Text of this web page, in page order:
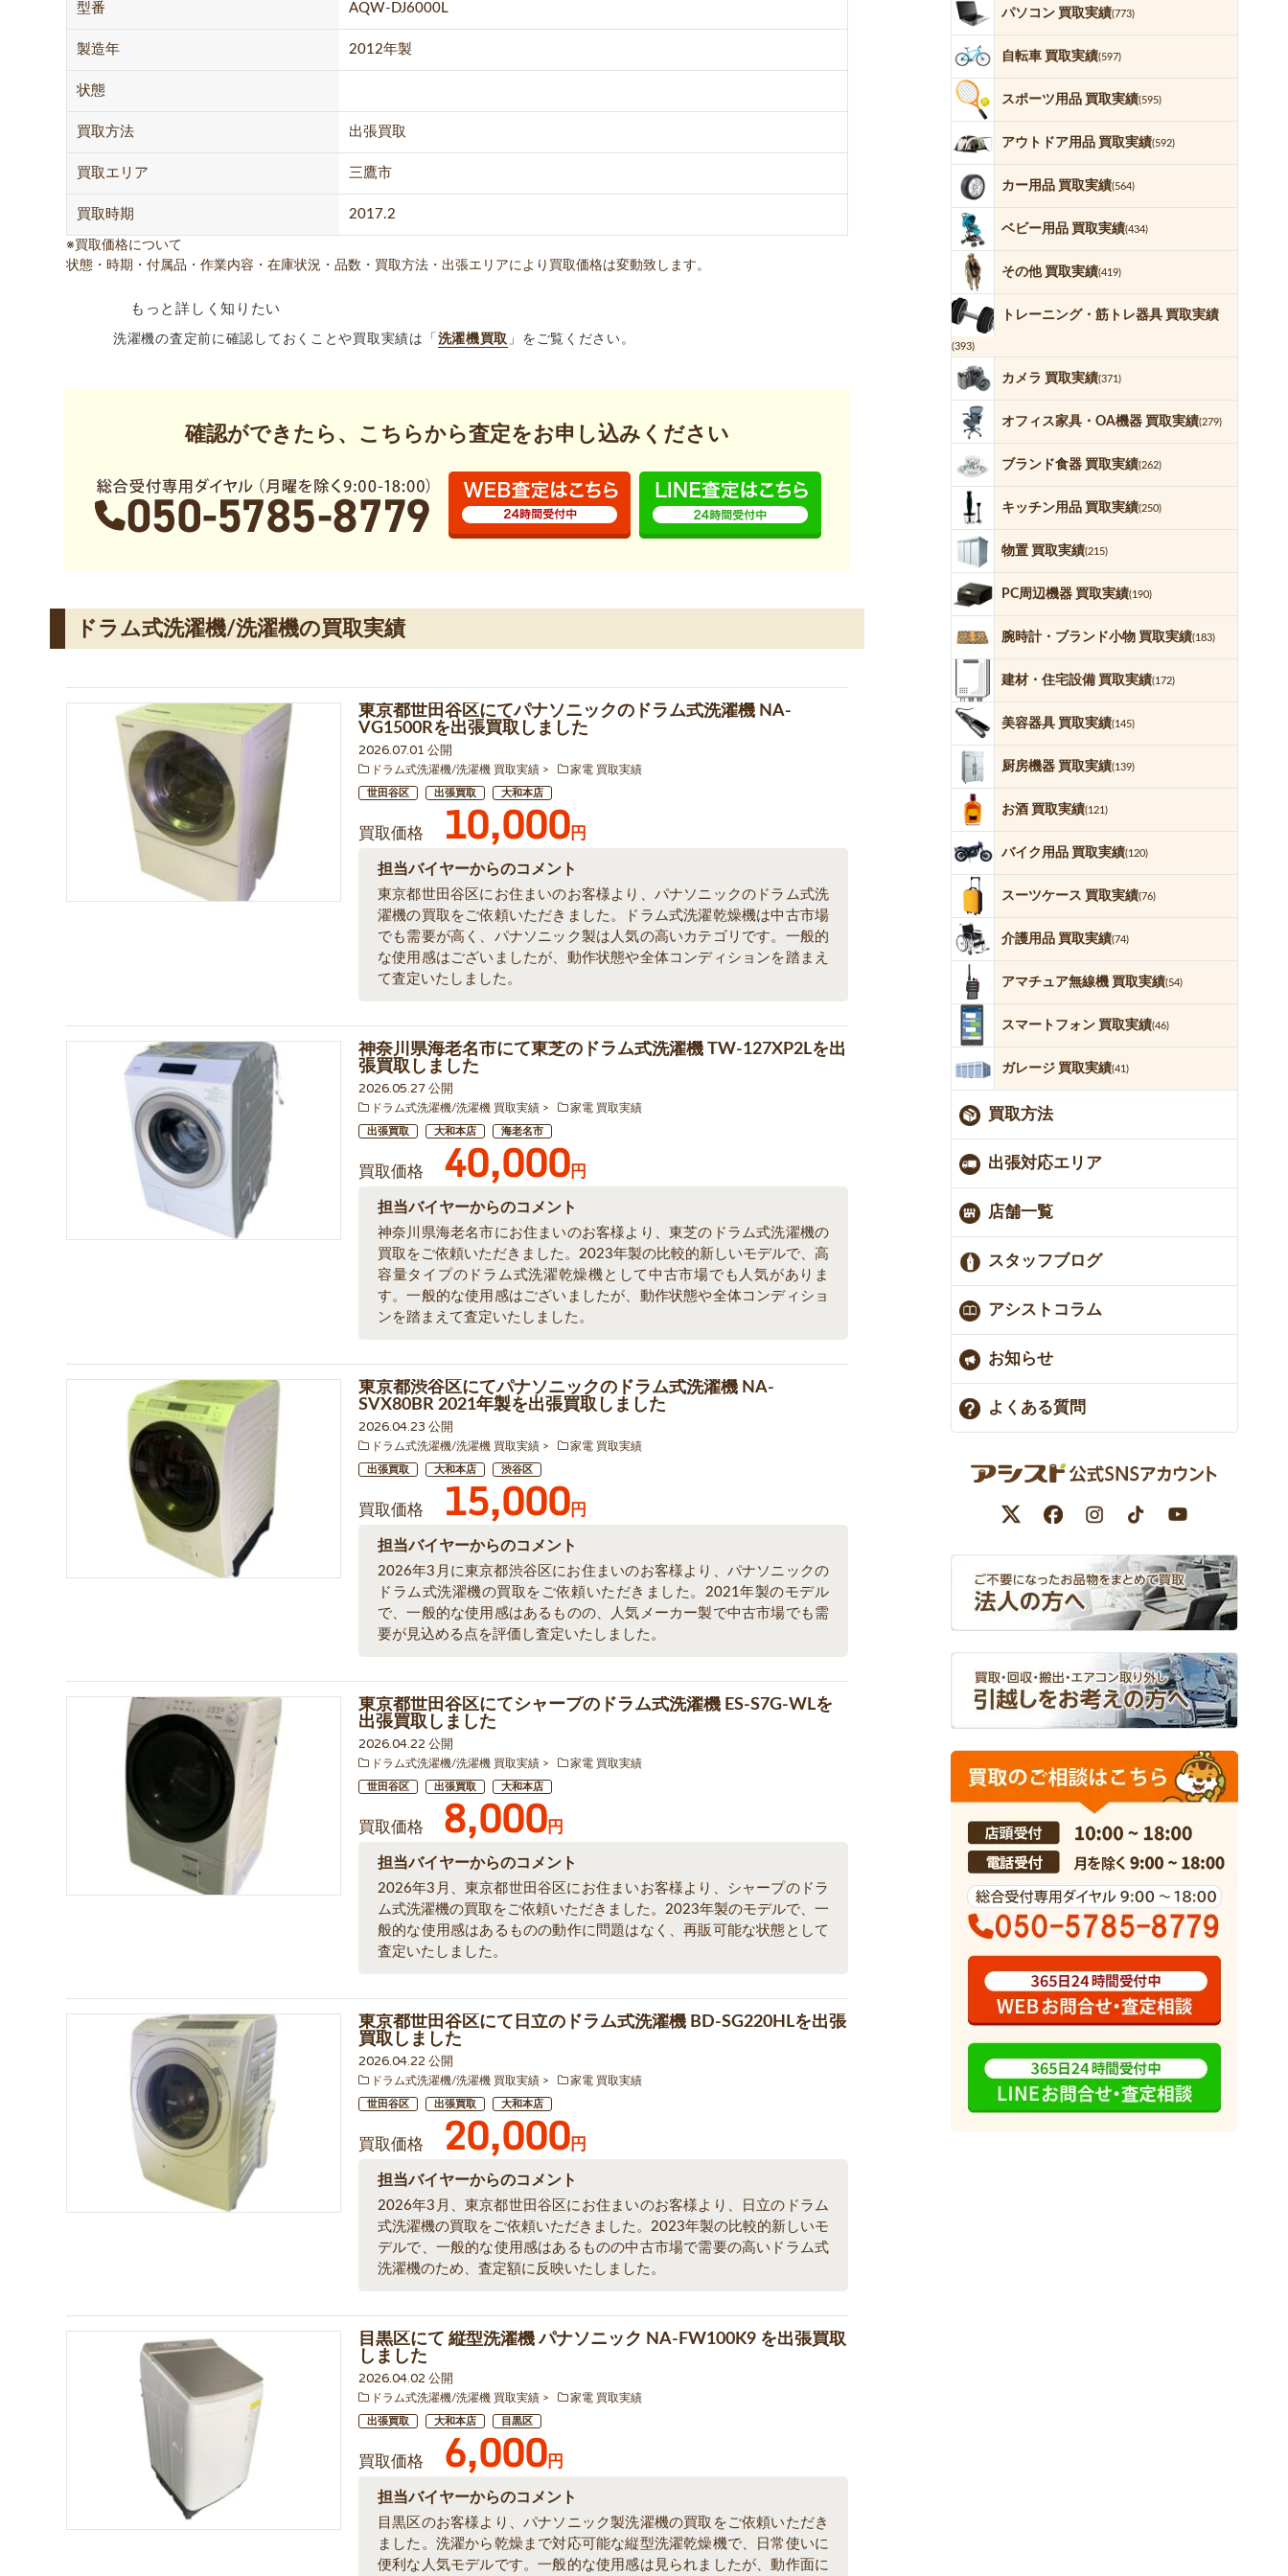
型番 AQW-DJ6000L
製造年 2012年製
状態
買取方法 出張買取
買取エリア 三鷹市
買取時期 2017.2
※買取価格について
状態・時期・付属品・作業内容・在庫状況・品数・買取方法・出張エリアにより買取価格は変動致します。
もっと詳しく知りたい
洗濯機の査定前に確認しておくことや買取実績は「 洗濯機買取 」をご覧ください。
確認ができたら、こちらから査定をお申し込みください
ドラム式洗濯機/洗濯機の買取実績
東京都世田谷区にてパナソニックのドラム式洗濯機 NA-
VG1500Rを出張買取しました
2026.07.01 公開
ドラム式洗濯機/洗濯機 買取実績 家電 買取実績
世田谷区 出張買取 大和本店
買取価格 10,000円
担当バイヤーからのコメント
東京都世田谷区にお住まいのお客様より、パナソニックのドラム式洗
濯機の買取をご依頼いただきました。ドラム式洗濯乾燥機は中古市場
でも需要が高く、パナソニック製は人気の高いカテゴリです。一般的
な使用感はございましたが、動作状態や全体コンディションを踏まえ
て査定いたしました。
神奈川県海老名市にて東芝のドラム式洗濯機 TW-127XP2Lを出
張買取しました
2026.05.27 公開
ドラム式洗濯機/洗濯機 買取実績 家電 買取実績
出張買取 大和本店 海老名市
買取価格 40,000円
担当バイヤーからのコメント
神奈川県海老名市にお住まいのお客様より、東芝のドラム式洗濯機の
買取をご依頼いただきました。2023年製の比較的新しいモデルで、高
容量タイプのドラム式洗濯乾燥機として中古市場でも人気がありま
す。一般的な使用感はございましたが、動作状態や全体コンディショ
ンを踏まえて査定いたしました。
東京都渋谷区にてパナソニックのドラム式洗濯機 NA-
SVX80BR 2021年製を出張買取しました
2026.04.23 公開
ドラム式洗濯機/洗濯機 買取実績 家電 買取実績
出張買取 大和本店 渋谷区
買取価格 15,000円
担当バイヤーからのコメント
2026年3月に東京都渋谷区にお住まいのお客様より、パナソニックの
ドラム式洗濯機の買取をご依頼いただきました。2021年製のモデル
で、一般的な使用感はあるものの、人気メーカー製で中古市場でも需
要が見込める点を評価し査定いたしました。
東京都世田谷区にてシャープのドラム式洗濯機 ES-S7G-WLを
出張買取しました
2026.04.22 公開
ドラム式洗濯機/洗濯機 買取実績 家電 買取実績
世田谷区 出張買取 大和本店
買取価格 8,000円
担当バイヤーからのコメント
2026年3月、東京都世田谷区にお住まいお客様より、シャープのドラ
ム式洗濯機の買取をご依頼いただきました。2023年製のモデルで、一
般的な使用感はあるものの動作に問題はなく、再販可能な状態として
査定いたしました。
東京都世田谷区にて日立のドラム式洗濯機 BD-SG220HLを出張
買取しました
2026.04.22 公開
ドラム式洗濯機/洗濯機 買取実績 家電 買取実績
世田谷区 出張買取 大和本店
買取価格 20,000円
担当バイヤーからのコメント
2026年3月、東京都世田谷区にお住まいのお客様より、日立のドラム
式洗濯機の買取をご依頼いただきました。2023年製の比較的新しいモ
デルで、一般的な使用感はあるものの中古市場で需要の高いドラム式
洗濯機のため、査定額に反映いたしました。
目黒区にて 縦型洗濯機 パナソニック NA-FW100K9 を出張買取
しました
2026.04.02 公開
ドラム式洗濯機/洗濯機 買取実績 家電 買取実績
出張買取 大和本店 目黒区
買取価格 6,000円
担当バイヤーからのコメント
目黒区のお客様より、パナソニック製洗濯機の買取をご依頼いただき
ました。洗濯から乾燥まで対応可能な縦型洗濯乾燥機で、日常使いに
便利な人気モデルです。一般的な使用感は見られましたが、動作面に
パソコン 買取実績(773)
自転車 買取実績(597)
スポーツ用品 買取実績(595)
アウトドア用品 買取実績(592)
カー用品 買取実績(564)
ベビー用品 買取実績(434)
その他 買取実績(419)
トレーニング・筋トレ器具 買取実績
(393)
カメラ 買取実績(371)
オフィス家具・OA機器 買取実績(279)
ブランド食器 買取実績(262)
キッチン用品 買取実績(250)
物置 買取実績(215)
PC周辺機器 買取実績(190)
腕時計・ブランド小物 買取実績(183)
建材・住宅設備 買取実績(172)
美容器具 買取実績(145)
厨房機器 買取実績(139)
お酒 買取実績(121)
バイク用品 買取実績(120)
スーツケース 買取実績(76)
介護用品 買取実績(74)
アマチュア無線機 買取実績(54)
スマートフォン 買取実績(46)
ガレージ 買取実績(41)
買取方法
出張対応エリア
店舗一覧
スタッフブログ
アシストコラム
お知らせ
よくある質問